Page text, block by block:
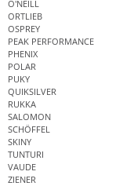
O'NEILL
ORTLIEB
OSPREY
PEAK PERFORMANCE
PHENIX
POLAR
PUKY
QUIKSILVER
RUKKA
SALOMON
SCHÖFFEL
SKINY
TUNTURI
VAUDE
ZIENER